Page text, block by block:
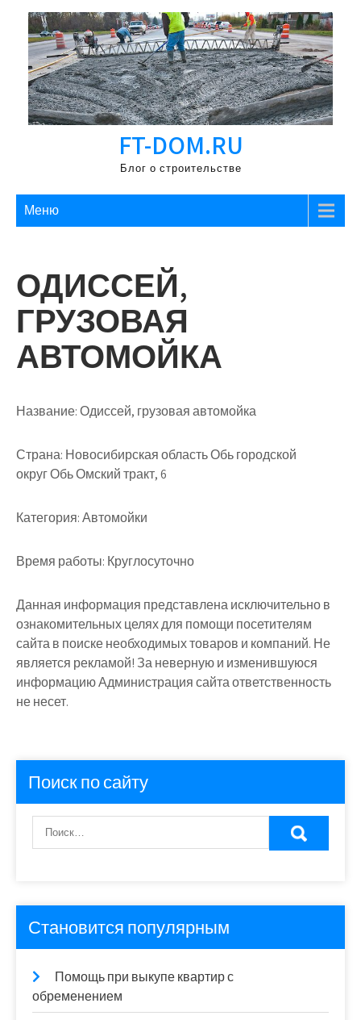
Перейти
содержимому
FT-DOM.RU
Блог о строительстве
Меню
ОДИССЕЙ,
ГРУЗОВАЯ
АВТОМОЙКА
Название:Одиссей, грузовая автомойка
Страна: Новосибирская область Обь городской
округ Обь Омский тракт, 6
Категория:Автомойки
Время работы: Круглосуточно
Данная информация представлена исключительно в
ознакомительных целях для помощи посетителям
сайта в поиске необходимых товаров и компаний. Не
является рекламой! За неверную и изменившуюся
информацию Администрация сайта ответственность
не несет.
Поиск по сайту
Становится популярным
Помощь при выкупе квартир с
обременением